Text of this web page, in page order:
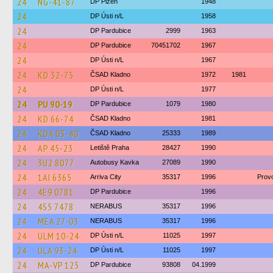
24 DP Ústi n/L 1958
24 DP Pardubice 2999 1963
24 DP Pardubice 70451702 1967
24 DP Ústi n/L 1967
24 KD 32-75 ČSAD Kladno 1972 1981
24 DP Ústi n/L 1977
24 PU 90-19 DP Pardubice 1079 1980
24 KD 66-74 ČSAD Kladno 1981
24 KDA 03-40 ČSAD Kladno 25333 1989
24 AP 45-23 Letiště Praha 28427 1990
24 3U2 8077 Autobusy Kavka 27089 1990
24 1AI 6365 Arriva City 35317 1996
24 4E9 0781 DP Pardubice 1996
24 4S5 7478 NERABUS 35317 1996
24 MEA 27-03 NERABUS 35317 1996
24 ULM 10-24 DP Ústi n/L 11025 1997
24 ULA 93-24 DP Ústi n/L 11025 1997
24 MA-VP 125 DP Pardubice 93808 04.1999